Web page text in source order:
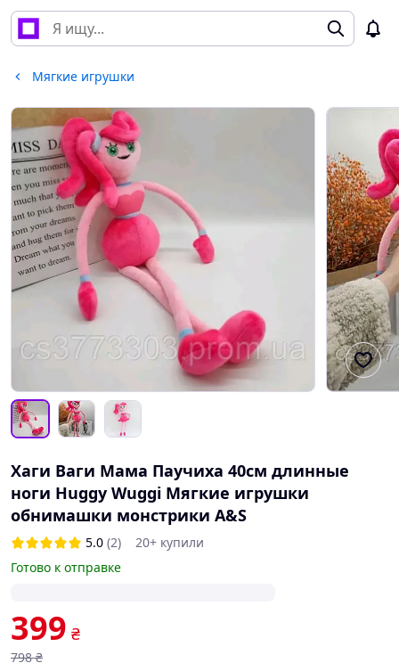
Мягкие игрушки
Хаги Ваги Мама Паучиха 40см длинные
ноги Huggy Wuggі Мягкие игрушки
обнимашки монстрики A&S
5.0 (2)
20+ купили
Готово к отправке
399 ₴
798 ₴